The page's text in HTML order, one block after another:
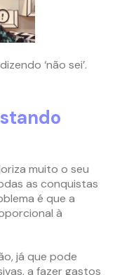
‘não sei’.
muito o seu
as conquistas
é que a
à
já que pode
a fazer gastos